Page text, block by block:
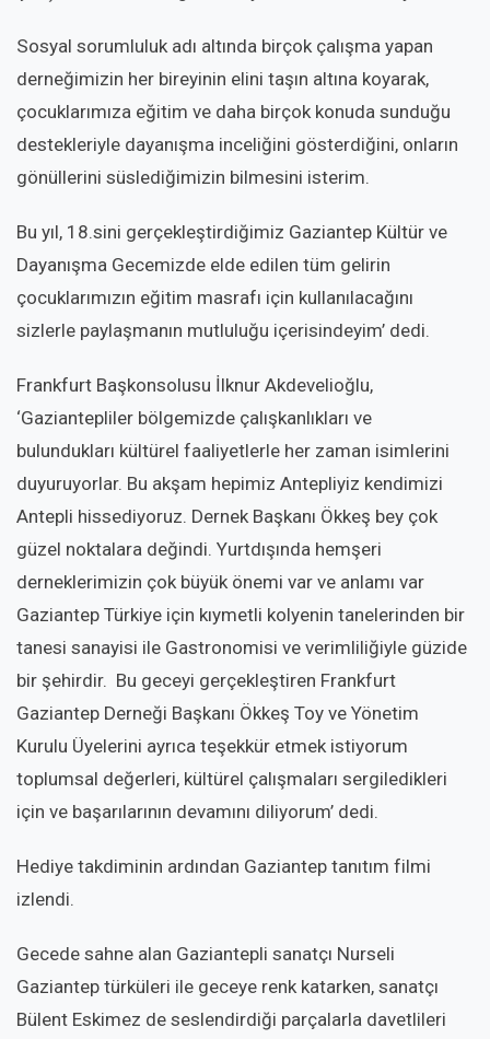
Sosyal sorumluluk adı altında birçok çalışma yapan
derneğimizin her bireyinin elini taşın altına koyarak,
çocuklarımıza eğitim ve daha birçok konuda sunduğu
destekleriyle dayanışma inceliğini gösterdiğini, onların
gönüllerini süslediğimizin bilmesini isterim.
Bu yıl, 18.sini gerçekleştirdiğimiz Gaziantep Kültür ve
Dayanışma Gecemizde elde edilen tüm gelirin
çocuklarımızın eğitim masrafı için kullanılacağını
sizlerle paylaşmanın mutluluğu içerisindeyim’ dedi.
Frankfurt Başkonsolusu İlknur Akdevelioğlu,
‘Gaziantepliler bölgemizde çalışkanlıkları ve
bulundukları kültürel faaliyetlerle her zaman isimlerini
duyuruyorlar. Bu akşam hepimiz Antepliyiz kendimizi
Antepli hissediyoruz. Dernek Başkanı Ökkeş bey çok
güzel noktalara değindi. Yurtdışında hemşeri
derneklerimizin çok büyük önemi var ve anlamı var
Gaziantep Türkiye için kıymetli kolyenin tanelerinden bir
tanesi sanayisi ile Gastronomisi ve verimliliğiyle güzide
bir şehirdir. Bu geceyi gerçekleştiren Frankfurt
Gaziantep Derneği Başkanı Ökkeş Toy ve Yönetim
Kurulu Üyelerini ayrıca teşekkür etmek istiyorum
toplumsal değerleri, kültürel çalışmaları sergiledikleri
için ve başarılarının devamını diliyorum’ dedi.
Hediye takdiminin ardından Gaziantep tanıtım filmi
izlendi.
Gecede sahne alan Gaziantepli sanatçı Nurseli
Gaziantep türküleri ile geceye renk katarken, sanatçı
Bülent Eskimez de seslendirdiği parçalarla davetlileri